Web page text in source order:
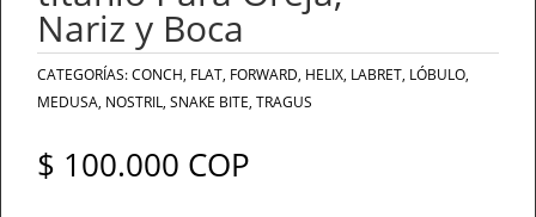
Nariz y Boca
CATEGORÍAS:CONCH, FLAT, FORWARD, HELIX, LABRET, LÓBULO,
MEDUSA, NOSTRIL, SNAKE BITE, TRAGUS
$ 100.000 COP